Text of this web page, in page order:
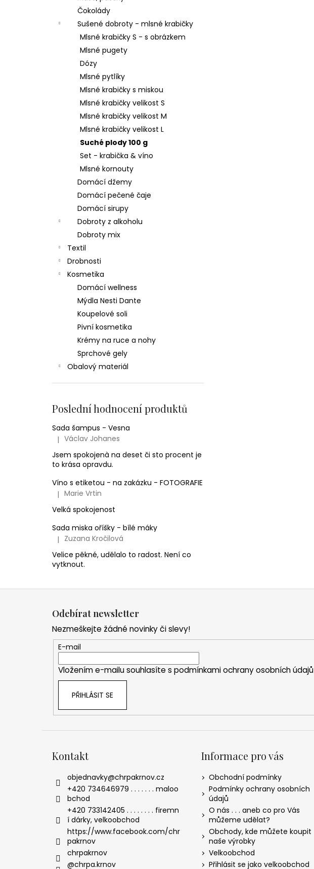
Čokolády
Sušené dobroty - mlsné krabičky
Mlsné krabičky S - s obrázkem
Mlsné pugety
Dózy
Mlsné pytlíky
Mlsné krabičky s miskou
Mlsné krabičky velikost S
Mlsné krabičky velikost M
Mlsné krabičky velikost L
Suché plody 100 g
Set - krabička & víno
Mlsné kornouty
Domácí džemy
Domácí pečené čaje
Domácí sirupy
Dobroty z alkoholu
Dobroty mix
Textil
Drobnosti
Kosmetika
Domácí wellness
Mýdla Nesti Dante
Koupelové soli
Pivní kosmetika
Krémy na ruce a nohy
Sprchové gely
Obalový materiál
Poslední hodnocení produktů
Sada šampus - Vesna
Hodnocení produktu je 5 z 5 hvězdiček.
| Václav Johanes
Jsem spokojenà na deset či sto procent je
to krása opravdu.
Víno s etiketou - na zakázku - FOTOGRAFIE
Hodnocení produktu je 5 z 5 hvězdiček.
| Marie Vrtin
Velká spokojenost
Sada miska oříšky - bílé máky
Hodnocení produktu je 5 z 5 hvězdiček.
| Zuzana Kročilová
Velice pěkné, udělalo to radost. Není co
vytknout.
Odebírat newsletter
Nezmeškejte žádné novinky či slevy!
E-mail
Vložením e-mailu souhlasíte s podmínkami ochrany osobních údajů
PŘIHLÁSIT SE
Kontakt
objednavky@chrpakrnov.cz
+420 734646979 . . . . . . . maloo
bchod
+420 733142405 . . . . . . . . firemn
í dárky, velkoobchod
https://www.facebook.com/chr
pakrnov
chrpakrnov
@chrpa.krnov
Informace pro vás
Obchodní podmínky
Podmínky ochrany osobních
údajů
O nás . . . aneb co pro Vás
můžeme udělat?
Obchody, kde můžete koupit
naše výrobky
Velkoobchod
Přihlásit se jako velkoobchod